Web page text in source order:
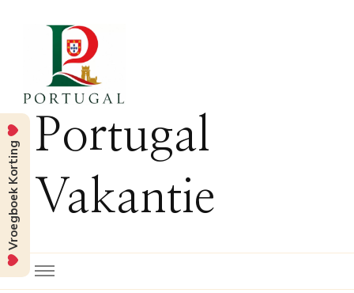
Portugal
Vakantie
Vroegboek Korting